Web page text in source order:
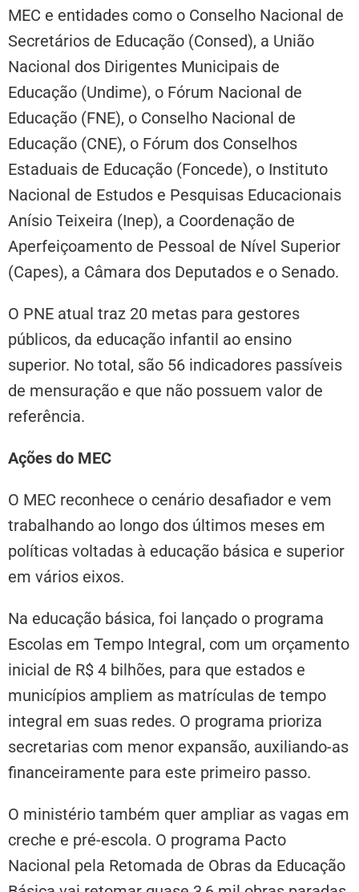
MEC e entidades como o Conselho Nacional de
Secretários de Educação (Consed), a União
Nacional dos Dirigentes Municipais de
Educação (Undime), o Fórum Nacional de
Educação (FNE), o Conselho Nacional de
Educação (CNE), o Fórum dos Conselhos
Estaduais de Educação (Foncede), o Instituto
Nacional de Estudos e Pesquisas Educacionais
Anísio Teixeira (Inep), a Coordenação de
Aperfeiçoamento de Pessoal de Nível Superior
(Capes), a Câmara dos Deputados e o Senado.
O PNE atual traz 20 metas para gestores
públicos, da educação infantil ao ensino
superior. No total, são 56 indicadores passíveis
de mensuração e que não possuem valor de
referência.
Ações do MEC
O MEC reconhece o cenário desafiador e vem
trabalhando ao longo dos últimos meses em
políticas voltadas à educação básica e superior
em vários eixos.
Na educação básica, foi lançado o programa
Escolas em Tempo Integral, com um orçamento
inicial de R$ 4 bilhões, para que estados e
municípios ampliem as matrículas de tempo
integral em suas redes. O programa prioriza
secretarias com menor expansão, auxiliando-as
financeiramente para este primeiro passo.
O ministério também quer ampliar as vagas em
creche e pré-escola. O programa Pacto
Nacional pela Retomada de Obras da Educação